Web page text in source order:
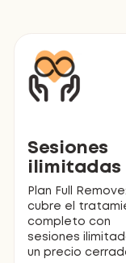
Sesiones
ilimitadas
Plan Full Remove:
cubre el
completo con
sesiones
un precio